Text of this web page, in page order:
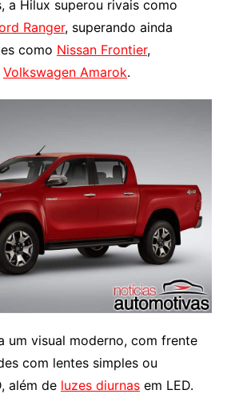
a Hilux superou rivais como
Ranger, superando ainda
como Nissan Frontier,
Volkswagen Amarok.
um visual moderno, com frente
com lentes simples ou
além de luzes diurnasem LED.